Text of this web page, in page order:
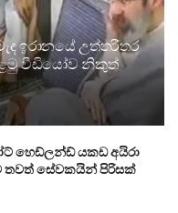
ඉරානයේ උත්තරීතර
වීඩියෝව නිකුත්
හෙඩ්ලන්ඩ් යකඩ අයිරා
තවත් සේවකයින් පිරිසක්